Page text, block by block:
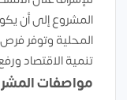
المشروع إلى أن
المحلية وتوفر
تنمية الاقتصاد
مواصفات